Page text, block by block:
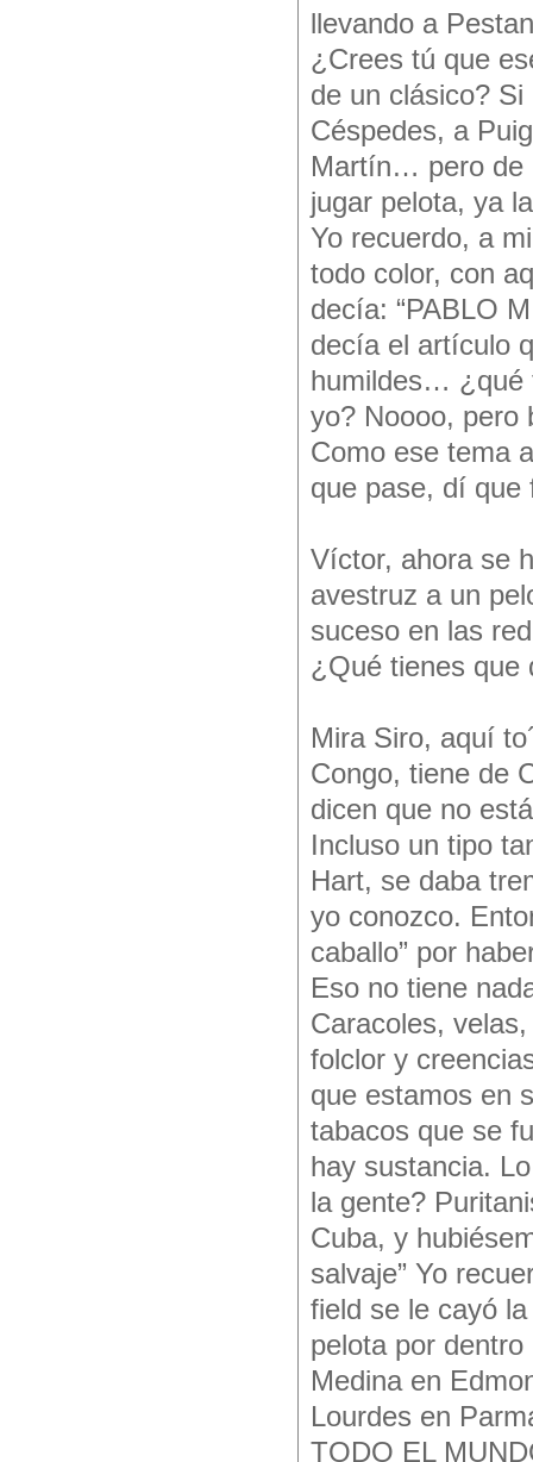
llevando a
¿Crees tú que
de un clásico?
Céspedes, a
Martín… pero de
jugar pelota, ya
Yo recuerdo, a
todo color, con
decía: “PABLO
decía el artículo
humildes… ¿qué
yo? Noooo, pero
Como ese tema
que pase, dí que
Víctor, ahora se
avestruz a un
suceso en las
¿Qué tienes que
Mira Siro, aquí
Congo, tiene de
dicen que no
Incluso un tipo
Hart, se daba
yo conozco.
caballo” por
Eso no tiene
Caracoles,
folclor y
que estamos en
tabacos que se
hay sustancia.
la gente?
Cuba, y
salvaje” Yo
field se le cayó
pelota por
Medina en
Lourdes en
TODO EL